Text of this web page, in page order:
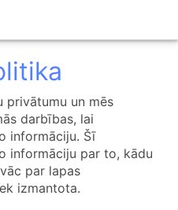
privātumu un mēs
darbības, lai
informāciju. Šī
informāciju par to, kādu
par lapas
izmantota.